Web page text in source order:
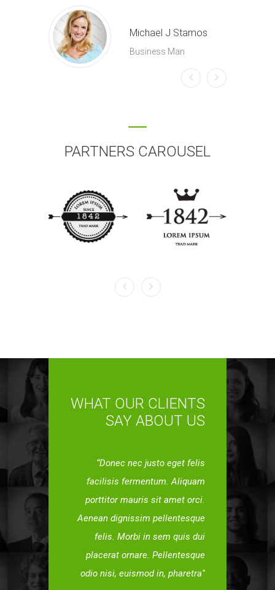
Michael J Stamos
Business Man
PARTNERS CAROUSEL
WHAT OUR CLIENTS
SAY ABOUT US
Donec nec justo eget felis
facilisis fermentum. Aliquam
porttitor mauris sit amet orci.
Aenean dignissim pellentesque
felis. Morbi in sem quis dui
placerat ornare. Pellentesque
odio nisi, euismod in, pharetra